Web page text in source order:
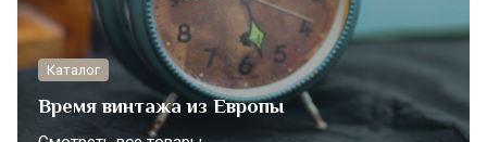
Каталог
Время винтажа из Европы